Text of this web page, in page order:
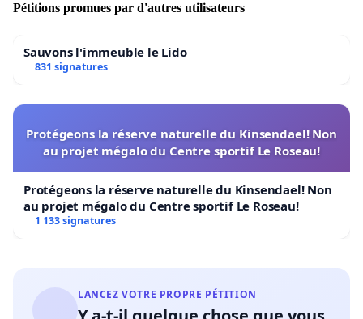
Pétitions promues par d'autres utilisateurs
Sauvons l'immeuble le Lido
831 signatures
Protégeons la réserve naturelle du Kinsendael! Non
au projet mégalo du Centre sportif Le Roseau!
Protégeons la réserve naturelle du Kinsendael! Non
au projet mégalo du Centre sportif Le Roseau!
1 133 signatures
LANCEZ VOTRE PROPRE PÉTITION